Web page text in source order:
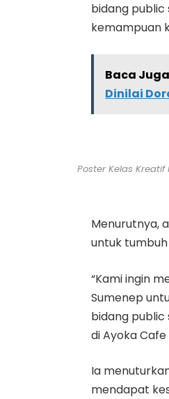
bidang
kemampuan
Baca
Dinilai
Poster Kelas
Menurutnya,
untuk
“Kami ingin
Sumenep
bidang public
di Ayoka
Ia
mendapat